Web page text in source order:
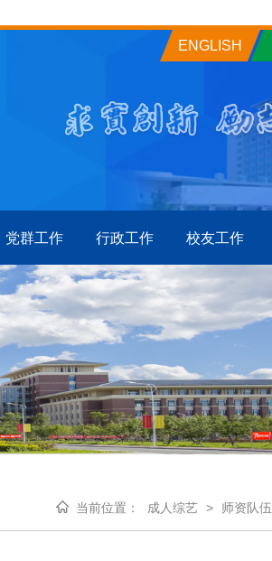
ENGLISH
党群工作 行政工作 校友工作
当前位置： 成人综艺 > 师资队伍